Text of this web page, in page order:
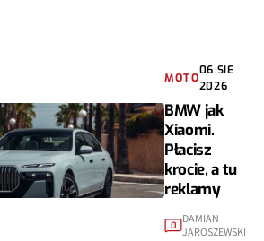
MOTO
06 SIE
2026
BMW jak
Xiaomi.
Płacisz
krocie, a tu
reklamy
0
DAMIAN
JAROSZEWSKI